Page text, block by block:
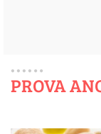
PROVA